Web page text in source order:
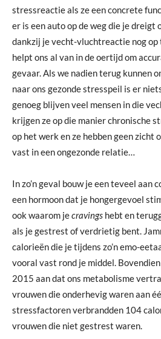
stressreactie als ze een concrete
er is een auto op de weg die je dreigt
dankzij je vecht-vluchtreactie nog op
helpt ons al van in de oertijd om
gevaar. Als we nadien terug kunnen
naar ons gezonde stresspeil is er
genoeg blijven veel mensen in die
krijgen ze op die manier chronische
op het werk en ze hebben geen zicht
vast in een ongezonde relatie…
In zo’n geval bouw je een teveel aan
een hormoon dat je hongergevoel
ook waarom jecravings hebt en
als je gestrest of verdrietig bent.
calorieën die je tijdens zo’n emo-
vooral vast rond je middel.
2015 aan dat ons metabolisme
vrouwen die onderhevig waren aan
stressfactoren verbrandden 104
vrouwen die niet gestrest waren.